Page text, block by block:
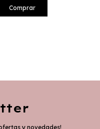
Comprar
y novedades!